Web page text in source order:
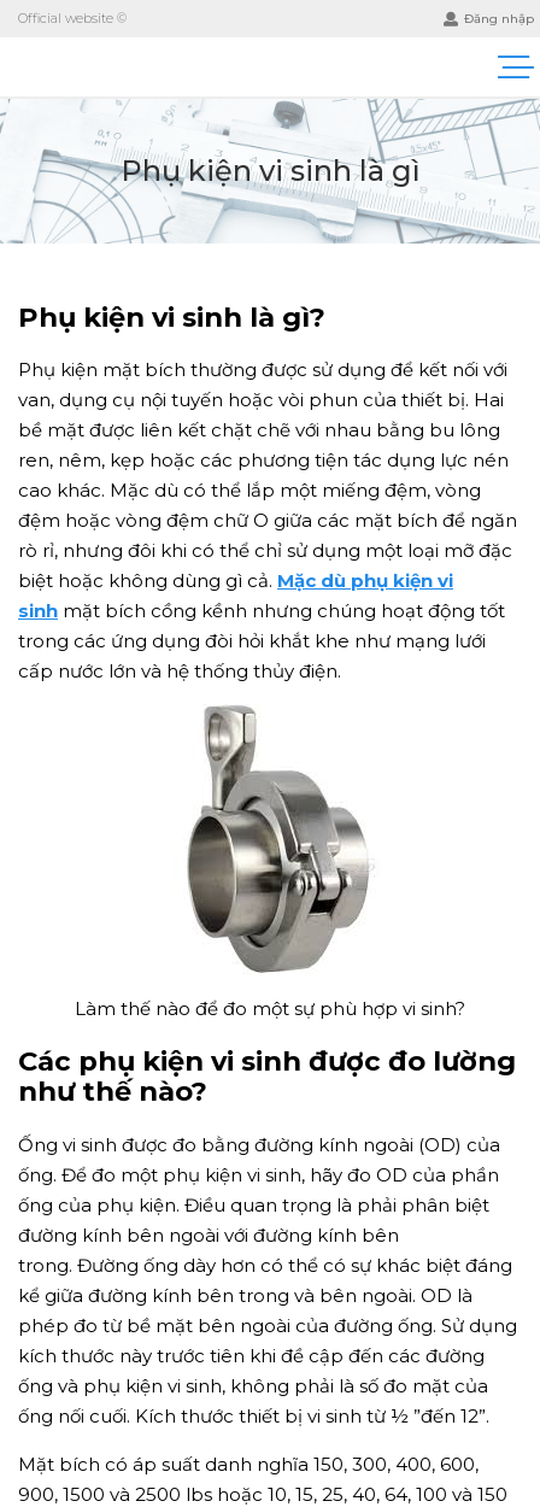
Official website © Đăng nhập
Phụ kiện vi sinh là gì
Phụ kiện vi sinh là gì?
Phụ kiện mặt bích thường được sử dụng để kết nối với
van, dụng cụ nội tuyến hoặc vòi phun của thiết bị. Hai
bề mặt được liên kết chặt chẽ với nhau bằng bu lông
ren, nêm, kẹp hoặc các phương tiện tác dụng lực nén
cao khác. Mặc dù có thể lắp một miếng đệm, vòng
đệm hoặc vòng đệm chữ O giữa các mặt bích để ngăn
rò rỉ, nhưng đôi khi có thể chỉ sử dụng một loại mỡ đặc
biệt hoặc không dùng gì cả. Mặc dù phụ kiện vi
sinh mặt bích cồng kềnh nhưng chúng hoạt động tốt
trong các ứng dụng đòi hỏi khắt khe như mạng lưới
cấp nước lớn và hệ thống thủy điện.
Làm thế nào để đo một sự phù hợp vi sinh?
Các phụ kiện vi sinh được đo lường
như thế nào?
Ống vi sinh được đo bằng đường kính ngoài (OD) của
ống. Để đo một phụ kiện vi sinh, hãy đo OD của phần
ống của phụ kiện. Điều quan trọng là phải phân biệt
đường kính bên ngoài với đường kính bên
trong. Đường ống dày hơn có thể có sự khác biệt đáng
kể giữa đường kính bên trong và bên ngoài. OD là
phép đo từ bề mặt bên ngoài của đường ống. Sử dụng
kích thước này trước tiên khi đề cập đến các đường
ống và phụ kiện vi sinh, không phải là số đo mặt của
ống nối cuối. Kích thước thiết bị vi sinh từ ½ ”đến 12”.
Mặt bích có áp suất danh nghĩa 150, 300, 400, 600,
900, 1500 và 2500 lbs hoặc 10, 15, 25, 40, 64, 100 và 150